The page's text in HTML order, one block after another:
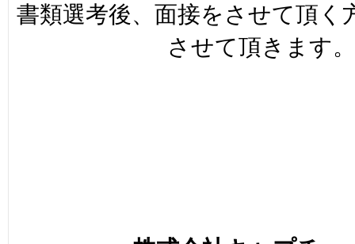
書類選考後、面接をさせて頂く
させて頂きます。